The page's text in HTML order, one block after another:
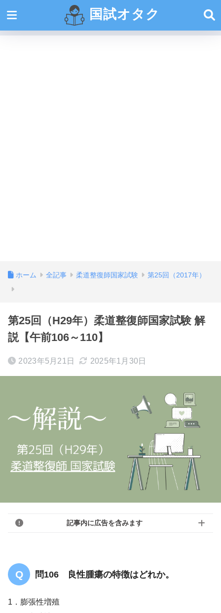
国試オタク
ホーム 全記事 柔道整復師国家試験 第25回（2017年）
第25回（H29年）柔道整復師国家試験 解
説【午前106～110】
2023年5月21日 2025年1月30日
記事内に広告を含みます
問106 良性腫瘍の特徴はどれか。
1．膨張性増殖